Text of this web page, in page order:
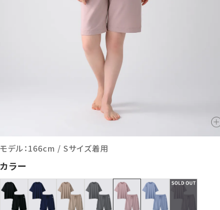
モデル：166cm / Sサイズ着用
カラー